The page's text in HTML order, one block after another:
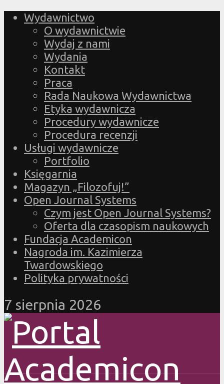
Wydawnictwo
O wydawnictwie
Wydaj z nami
Wydania
Kontakt
Praca
Rada Naukowa Wydawnictwa
Etyka wydawnicza
Procedury wydawnicze
Procedura recenzji
Usługi wydawnicze
Portfolio
Księgarnia
Magazyn „Filozofuj!”
Open Journal Systems
Czym jest Open Journal Systems?
Oferta dla czasopism naukowych
Fundacja Academicon
Nagroda im. Kazimierza
Twardowskiego
Polityka prywatności
7 sierpnia 2026